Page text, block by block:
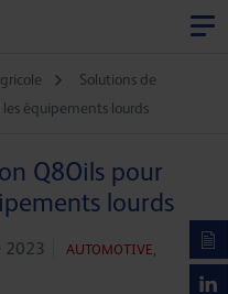
Solutions de
équipements lourds
Q8Oils pour
lourds
2023
AUTOMOTIVE,